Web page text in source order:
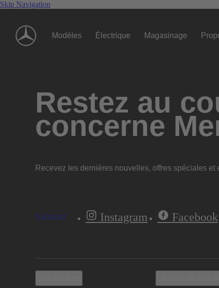
Skip Navigation
Modèles Électrique Magasinage
Restez au
concerne
Recevez les dernières nouvelles, offres spéciales et
S'abonner Instagram Facebook